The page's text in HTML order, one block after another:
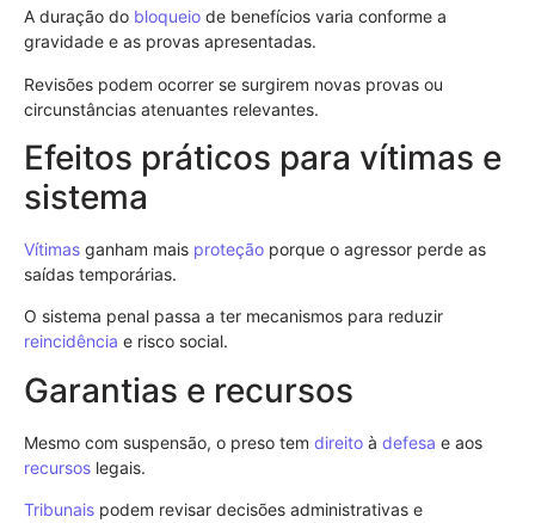
A duração do bloqueio de benefícios varia conforme a
gravidade e as provas apresentadas.
Revisões podem ocorrer se surgirem novas provas ou
circunstâncias atenuantes relevantes.
Efeitos práticos para vítimas e
sistema
Vítimas ganham mais proteção porque o agressor perde as
saídas temporárias.
O sistema penal passa a ter mecanismos para reduzir
reincidência e risco social.
Garantias e recursos
Mesmo com suspensão, o preso tem direito à defesa e aos
recursos legais.
Tribunais podem revisar decisões administrativas e